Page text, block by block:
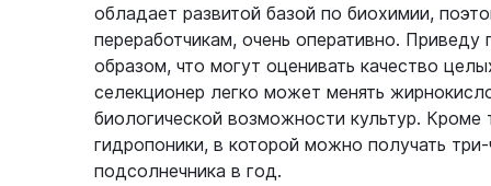
обладает развитой базой по биохимии,
переработчикам, очень оперативно.
образом, что могут оценивать качество
селекционер легко может менять
биологической возможности культур.
гидропоники, в которой можно получать
подсолнечника в год.